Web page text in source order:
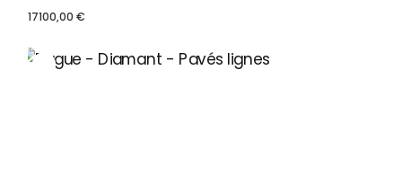
17100,00€